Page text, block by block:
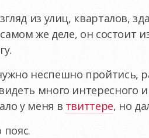
из улиц, кварталов,
же деле, он состоит
неспешно пройтись,
много интересного и
у меня в твиттере, но